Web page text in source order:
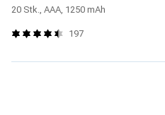
20 Stk., AAA, 1250 mAh
197